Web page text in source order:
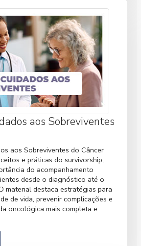
aos Sobreviventes
aos Sobreviventes do Câncer
e práticas do survivorship,
do acompanhamento
desde o diagnóstico até o
material destaca estratégias para
de vida, prevenir complicações e
oncológica mais completa e